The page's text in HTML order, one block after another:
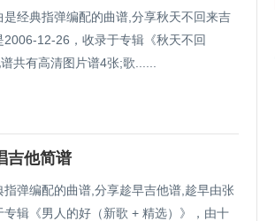
经典指弹编配的曲谱,分享秋天不回来吉
12-26，收录于专辑《秋天不回
共有高清图片谱4张;歌......
吉他简谱
弹编配的曲谱,分享趁早吉他谱,趁早由张
辑《男人的好（新歌 + 精选）》，由十